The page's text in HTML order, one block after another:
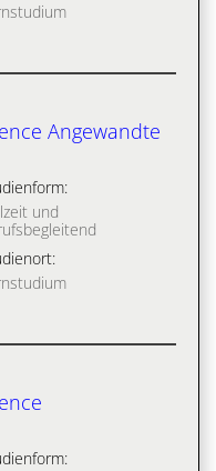
Angewandte
und